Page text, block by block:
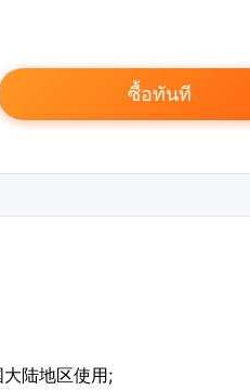
ซื้อทันที
陆地区使用;